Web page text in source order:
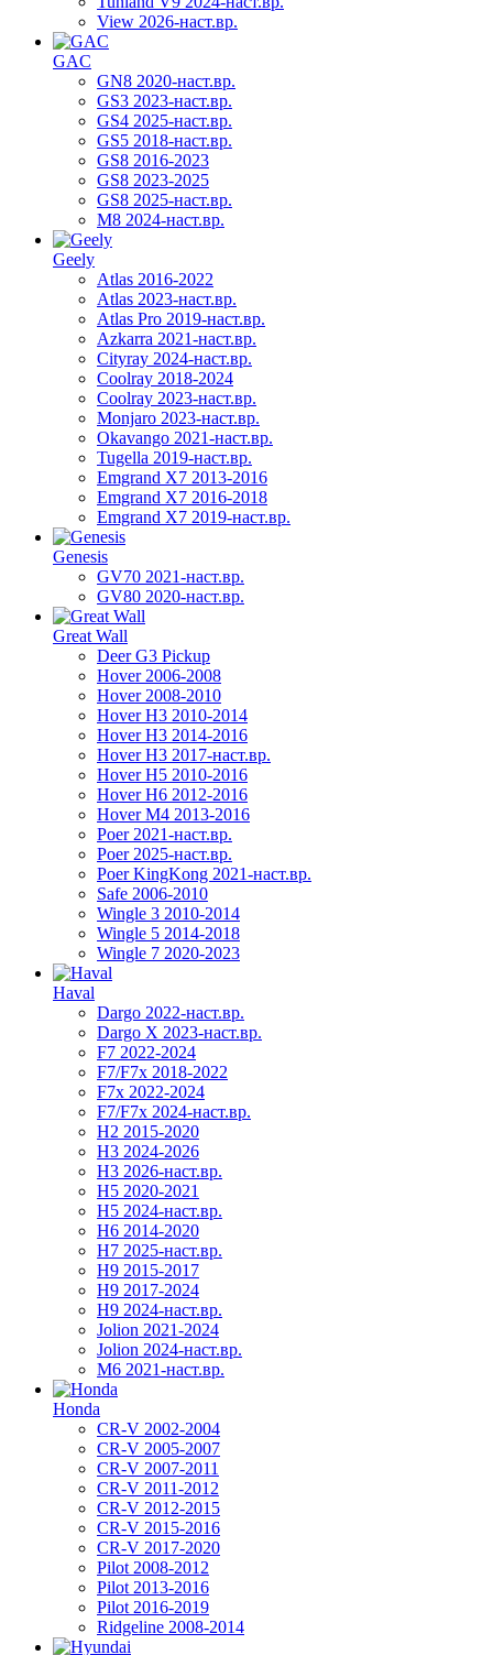
View 2026-наст.вр.
GAC
GN8 2020-наст.вр.
GS3 2023-наст.вр.
GS4 2025-наст.вр.
GS5 2018-наст.вр.
GS8 2016-2023
GS8 2023-2025
GS8 2025-наст.вр.
M8 2024-наст.вр.
Geely
Atlas 2016-2022
Atlas 2023-наст.вр.
Atlas Pro 2019-наст.вр.
Azkarra 2021-наст.вр.
Cityray 2024-наст.вр.
Coolray 2018-2024
Coolray 2023-наст.вр.
Monjaro 2023-наст.вр.
Okavango 2021-наст.вр.
Tugella 2019-наст.вр.
Emgrand Х7 2013-2016
Emgrand X7 2016-2018
Emgrand X7 2019-наст.вр.
Genesis
GV70 2021-наст.вр.
GV80 2020-наст.вр.
Great Wall
Deer G3 Pickup
Hover 2006-2008
Hover 2008-2010
Hover H3 2010-2014
Hover H3 2014-2016
Hover H3 2017-наст.вр.
Hover H5 2010-2016
Hover H6 2012-2016
Hover M4 2013-2016
Poer 2021-наст.вр.
Poer 2025-наст.вр.
Poer KingKong 2021-наст.вр.
Safe 2006-2010
Wingle 3 2010-2014
Wingle 5 2014-2018
Wingle 7 2020-2023
Haval
Dargo 2022-наст.вр.
Dargo X 2023-наст.вр.
F7 2022-2024
F7/F7x 2018-2022
F7x 2022-2024
F7/F7x 2024-наст.вр.
H2 2015-2020
H3 2024-2026
H3 2026-наст.вр.
H5 2020-2021
H5 2024-наст.вр.
H6 2014-2020
H7 2025-наст.вр.
H9 2015-2017
H9 2017-2024
H9 2024-наст.вр.
Jolion 2021-2024
Jolion 2024-наст.вр.
М6 2021-наст.вр.
Honda
CR-V 2002-2004
CR-V 2005-2007
CR-V 2007-2011
CR-V 2011-2012
CR-V 2012-2015
CR-V 2015-2016
CR-V 2017-2020
Pilot 2008-2012
Pilot 2013-2016
Pilot 2016-2019
Ridgeline 2008-2014